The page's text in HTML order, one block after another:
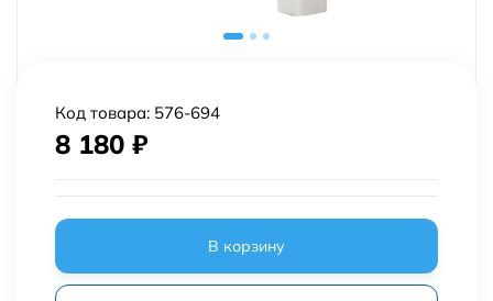
Код товара: 576-694
8 180 ₽
В корзину